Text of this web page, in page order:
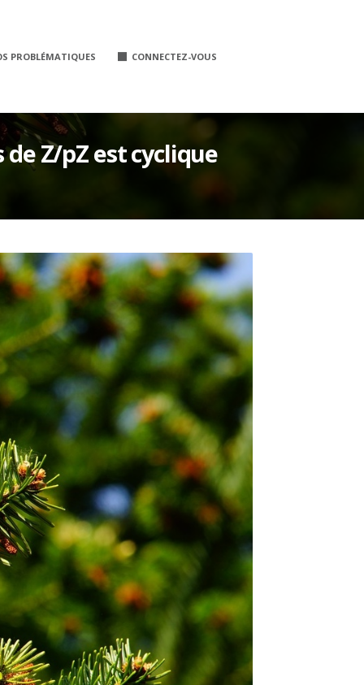
PROBLÉMATIQUES CONNECTEZ-VOUS
Z/pZ est cyclique